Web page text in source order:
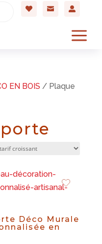
  
a
EN BOIS / Plaque
Déco Murale
en